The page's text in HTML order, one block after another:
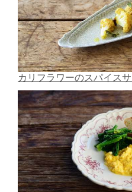
カリフラワーのスパイス